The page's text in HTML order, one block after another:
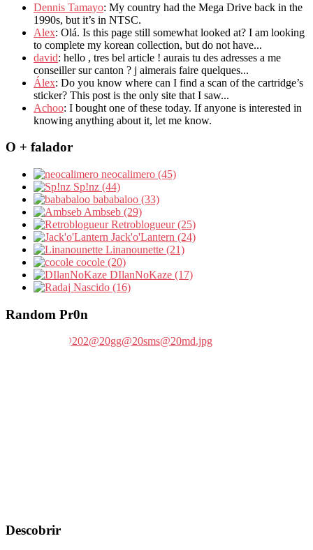
Dennis Tamayo: My country had the Mega Drive back in the
1990s, but it’s in NTSC.
Alex: Olá. Is this page still somewhat looked at? I am looking
to complete my korean collection, but do not have...
david: hello , tres bel article ! aurais tu des adresses a me
conseiller sur canton ? j aimerais faire quelques...
Álex: Do you know where can I find a scan of the cartridge’s
sticker? This post is the only site that I saw...
Achoo: I bought one of these today. If anyone is interested in
knowing anything about it, let me know.
O + falador
neocalimero (45)
Sp!nz (44)
bababaloo (33)
Ambseb (29)
Retroblogueur (25)
Jack'o'Lantern (24)
Linanounette (21)
cocole (20)
DIlanNoKaze (17)
Nascido (16)
Random Pr0n
Descobrir